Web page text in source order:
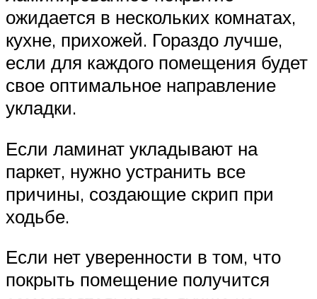
ожидается в нескольких комнатах,
кухне, прихожей. Гораздо лучше,
если для каждого помещения будет
свое оптимальное направление
укладки.
Если ламинат укладывают на
паркет, нужно устранить все
причины, создающие скрип при
ходьбе.
Если нет уверенности в том, что
покрыть помещение получится